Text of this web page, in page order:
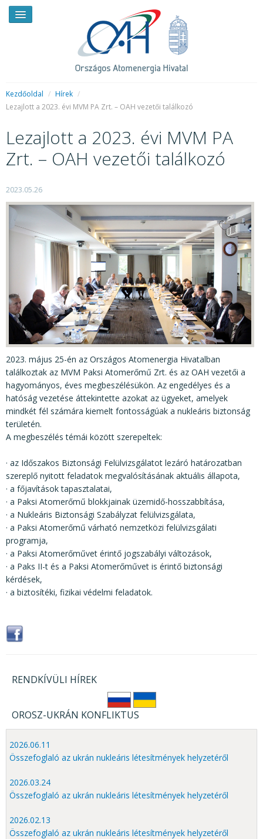
RENDKÍVÜLI HÍREK
HIRDETMÉNYEK
BEMUTATKOZÁS
FELADATOK
KÖZÉRDEKŰ ADATOK
JOGI SZABÁLYOZÁS, ÚTMUTATÓK
KIADVÁNYOK, JELENTÉSEK
NYOMTATVÁNYOK, SZOFTVEREK
E-ÜGYINTÉZÉS
Kezdőoldal / Hírek /
Lezajlott a 2023. évi MVM PA Zrt. – OAH vezetői találkozó
Lezajlott a 2023. évi MVM PA
Zrt. – OAH vezetői találkozó
2023.05.26
2023. május 25-én az Országos Atomenergia Hivatalban
találkoztak az MVM Paksi Atomerőmű Zrt. és az OAH vezetői a
hagyományos, éves megbeszélésükön. Az engedélyes és a
hatóság vezetése áttekintette azokat az ügyeket, amelyek
mindkét fél számára kiemelt fontosságúak a nukleáris biztonság
területén.
A megbeszélés témái között szerepeltek:
· az Időszakos Biztonsági Felülvizsgálatot lezáró határozatban
szereplő nyitott feladatok megvalósításának aktuális állapota,
· a főjavítások tapasztalatai,
· a Paksi Atomerőmű blokkjainak üzemidő-hosszabbítása,
· a Nukleáris Biztonsági Szabályzat felülvizsgálata,
· a Paksi Atomerőmű várható nemzetközi felülvizsgálati
programja,
· a Paksi Atomerőművet érintő jogszabályi változások,
· a Paks II-t és a Paksi Atomerőművet is érintő biztonsági
kérdések,
· a biztosítéki, fizikai védelmi feladatok.
RENDKÍVÜLI HÍREK
OROSZ-UKRÁN KONFLIKTUS
2026.06.11
Összefoglaló az ukrán nukleáris létesítmények helyzetéről
2026.03.24
Összefoglaló az ukrán nukleáris létesítmények helyzetéről
2026.02.13
Összefoglaló az ukrán nukleáris létesítmények helyzetéről